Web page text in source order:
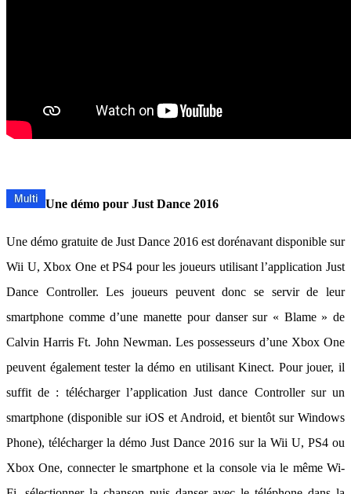
Une démo pour Just Dance 2016
Une démo gratuite de Just Dance 2016 est dorénavant disponible sur
Wii U, Xbox One et PS4 pour les joueurs utilisant l’application Just
Dance Controller. Les joueurs peuvent donc se servir de leur
smartphone comme d’une manette pour danser sur « Blame » de
Calvin Harris Ft. John Newman. Les possesseurs d’une Xbox One
peuvent également tester la démo en utilisant Kinect. Pour jouer, il
suffit de : télécharger l’application Just dance Controller sur un
smartphone (disponible sur iOS et Android, et bientôt sur Windows
Phone), télécharger la démo Just Dance 2016 sur la Wii U, PS4 ou
Xbox One, connecter le smartphone et la console via le même Wi-